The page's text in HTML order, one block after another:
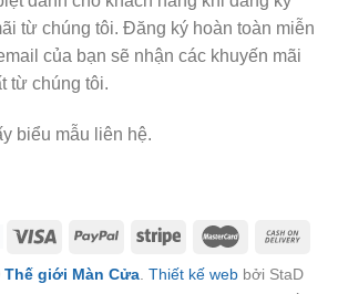
từ chúng tôi. Đăng ký hoàn toàn miễn
của bạn sẽ nhận các khuyến mãi
từ chúng tôi.
biểu mẫu liên hệ.
Thế giới Màn Cửa. Thiết kế webbởi StaD